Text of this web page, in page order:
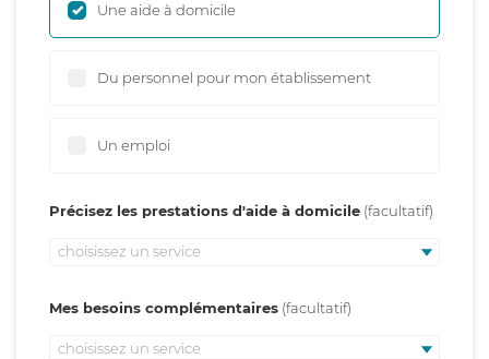
Une aide à domicile
Du personnel pour mon établissement
Un emploi
Précisez les prestations d'aide à domicile
choisissez un service
Mes besoins complémentaires
choisissez un service